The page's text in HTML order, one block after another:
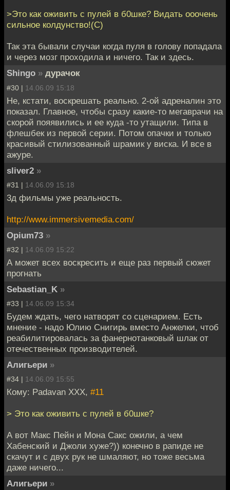
>Это как оживить с пулей в б0шке? Видать ооочень
сильное колдунство!(С)
Так эта бывали случаи когда пуля в голову попадала
и через мозг проходила и ничего. Так и здесь.
Shingo » дурачок
#30 | 14.06.09 15:18
Не, кстати, воскрешать реально. 2-ой адреналин это
показал. Главное, чтобы сразу какие-то мегаврачи на
скорой пояявились и ее куда -то утащили. Типа в
флешбек из первой серии. Потом опачки и только
красивый стилизованный шрамик у виска. И все в
ажуре.
sliver2 »
#31 | 14.06.09 15:18
3д фильмы уже реальность.
http://www.immersivemedia.com/
Opium73 »
#32 | 14.06.09 15:22
А может всех воскресить и еще раз первый сюжет
прогнать
Sebastian_K »
#33 | 14.06.09 15:34
Будем ждать, чего натворят со сценарием. Есть
мнение - надо Юлию Снигирь вместо Анжелки, чтоб
реабилитировалась за фанернотанковый шлак от
отечественных производителей.
Алигьери »
#34 | 14.06.09 15:55
Кому: Padavan XXX, #11
> Это как оживить с пулей в б0шке?
А вот Макс Пейн и Мона Сакс ожили, а чем
Хабенский и Джоли хуже?)) конечно в рапиде не
скачут и с двух рук не шмаляют, но тоже весьма
даже ничего...
Алигьери »